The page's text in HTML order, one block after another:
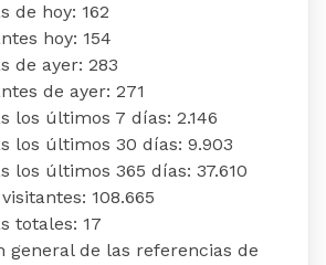
de hoy: 162
hoy: 154
de ayer: 283
de ayer: 271
los últimos 7 días: 2.146
los últimos 30 días: 9.903
los últimos 365 días: 37.610
108.665
totales: 17
general de las referencias de